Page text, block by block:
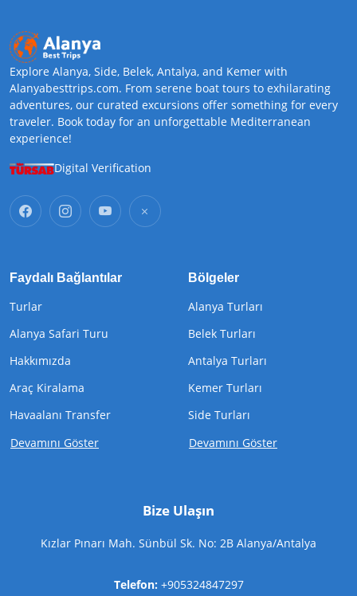
Explore Alanya, Side, Belek, Antalya, and Kemer with
Alanyabesttrips.com. From serene boat tours to exhilarating
adventures, our curated excursions offer something for every
traveler. Book today for an unforgettable Mediterranean
experience!
Digital Verification
Faydalı Bağlantılar
Turlar
Alanya Safari Turu
Hakkımızda
Araç Kiralama
Havaalanı Transfer
Devamını Göster
Bölgeler
Alanya Turları
Belek Turları
Antalya Turları
Kemer Turları
Side Turları
Devamını Göster
Bize Ulaşın
Kızlar Pınarı Mah. Sünbül Sk. No: 2B Alanya/Antalya
Telefon: +905324847297